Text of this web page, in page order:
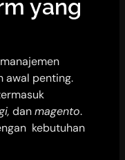
yang
awal penting.
danmagento.
kebutuhan